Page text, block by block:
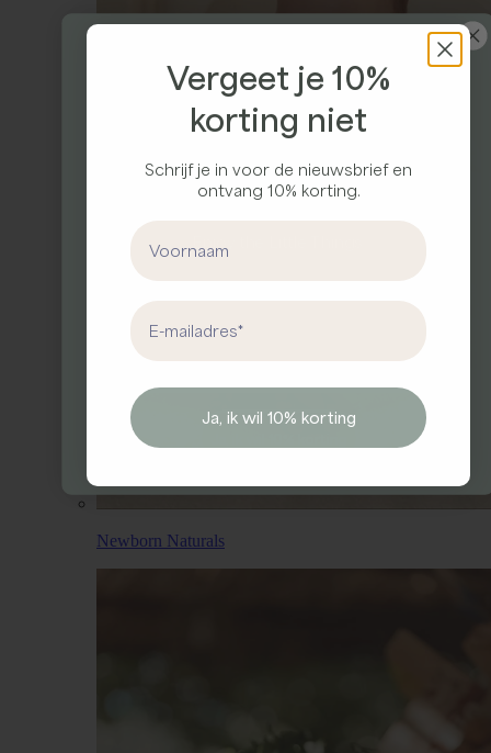
Newborn Naturals
Ontvang 10% korting
Meld je aan voor onze nieuwsbrief en ontvang
10% korting op je eerste bestelling
First Name
Vergeet je 10%
korting niet
Schrijf je in voor de nieuwsbrief en
ontvang 10% korting.
First Name
Email address
Ja, ik wil 10% korting